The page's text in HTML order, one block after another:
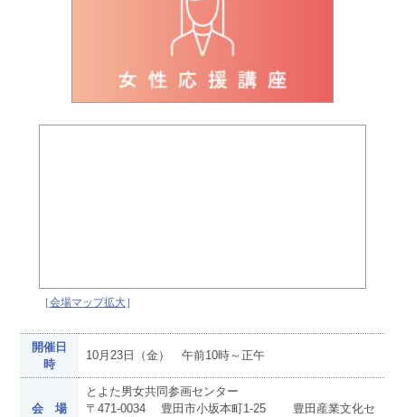
［会場マップ拡大］
開催日
時
10月23日（金） 午前10時～正午
会 場
とよた男女共同参画センター
〒471-0034 豊田市小坂本町1-25 豊田産業文化セ